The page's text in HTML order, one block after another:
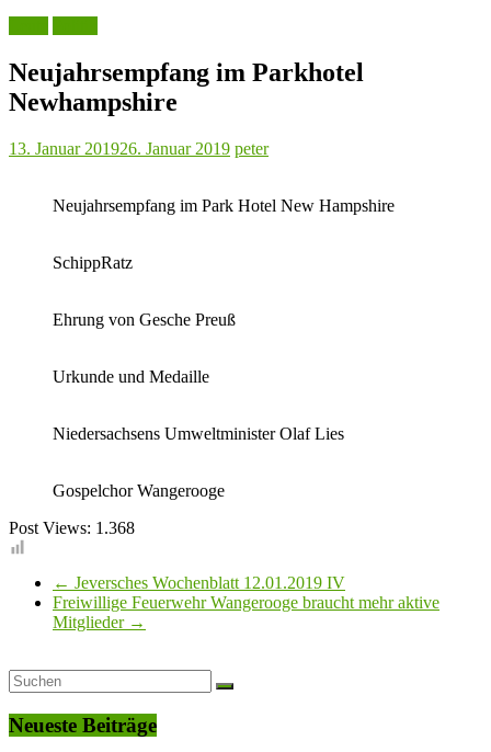
Neujahrsempfang im Parkhotel
Newhampshire
13. Januar 201926. Januar 2019 peter
Neujahrsempfang im Park Hotel New Hampshire
SchippRatz
Ehrung von Gesche Preuß
Urkunde und Medaille
Niedersachsens Umweltminister Olaf Lies
Gospelchor Wangerooge
Post Views: 1.368
← Jeversches Wochenblatt 12.01.2019 IV
Freiwillige Feuerwehr Wangerooge braucht mehr aktive
Mitglieder →
Neueste Beiträge